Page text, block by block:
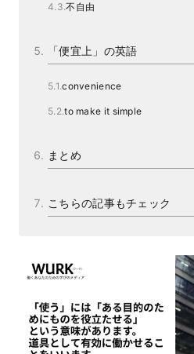
不自由
「便宜上」の英語
convenience
to make it simple
まとめ
こちらの記事もチェック